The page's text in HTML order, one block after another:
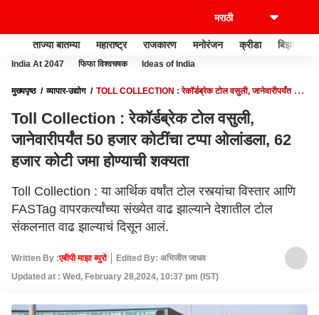
ताज्या बातम्या महाराष्ट्र राजकारण मनोरंजन क्रीडा बिझनेस
India At 2047 फिफा विश्वचषक Ideas of India
मुख्यपृष्ठ व्यापार-उद्योग
TOLL COLLECTION : रेकॉर्डब्रेक टोल वसुली, जानेवारीपर्यंत 50
Toll Collection : रेकॉर्डब्रेक टोल वसुली,
जानेवारीपर्यंत 50 हजार कोटींचा टप्पा ओलांडला, 62
हजार कोटी जमा होण्याची शक्यता
Toll Collection : या आर्थिक वर्षांत टोल रस्त्यांचा विस्तार आणि
FASTag वापरकर्त्यांच्या संख्येत वाढ झाल्याने देशातील टोल
संकलनात वाढ झाल्याचं दिसून आलं.
Written By :एबीपी माझा ब्युरो
Edited By: अभिजीत जाधव
Updated at : Wed, February 28,2024, 10:37 pm (IST)